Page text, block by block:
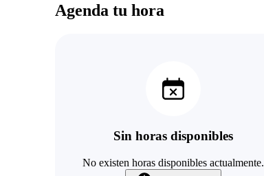
Agenda tu hora
Sin horas disponibles
No existen horas disponibles actualmente.